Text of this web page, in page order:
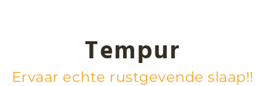
Tempur
Ervaar echte rustgevende slaap!!